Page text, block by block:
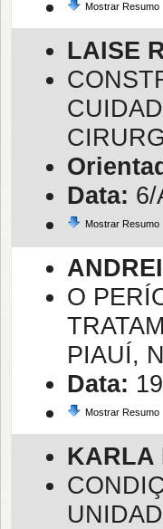
Mostrar Resumo
LAISE
Data: 6/
Mostrar Resumo
O
PIAUÍ,
Data:
Mostrar Resumo
KARLA